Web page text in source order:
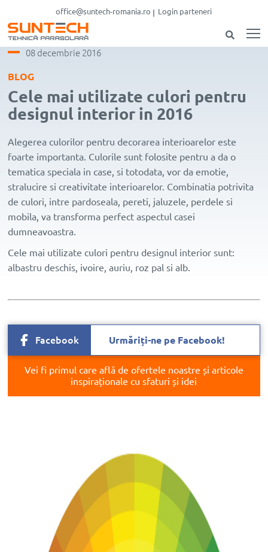
office@suntech-romania.ro Login parteneri
08 decembrie 2016
BLOG
Cele mai utilizate culori pentru
designul interior in 2016
Alegerea culorilor pentru decorarea interioarelor este
foarte importanta. Culorile sunt folosite pentru a da o
tematica speciala in case, si totodata, vor da emotie,
stralucire si creativitate interioarelor. Combinatia potrivita
de culori, intre pardoseala, pereti, jaluzele, perdele si
mobila, va transforma perfect aspectul casei
dumneavoastra.
Cele mai utilizate culori pentru designul interior sunt:
albastru deschis, ivoire, auriu, roz pal si alb.
Facebook Urmăriți-ne pe Facebook!
Vei fi primul care află de ofertele noastre și articole
inspiraționale cu sfaturi și idei